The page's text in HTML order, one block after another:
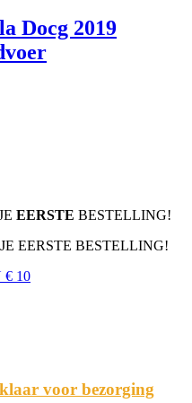
Docg 2019
EERSTE BESTELLING!
JE EERSTE BESTELLING!
€ 10
klaar voor bezorging